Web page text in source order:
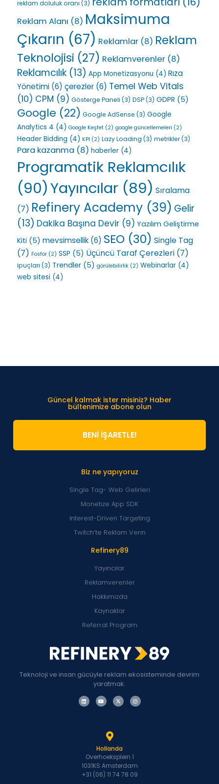
reklam doluluk oranı (3)
Reklam Alanı (8) Maksimuma
Çıkarın (67) Reklamlar (8) Reklam
Teknolojisi (27) Reklamverenler (8)
Reklamcılık (13) App Monetizasyonu (4) Rıza
Yönetimi (6) çerezler (6) Temel Web Vitals
(10) CPM (9) Gösterge Paneli (3) DSP(3) GDPR (5)
Google (22) Google AdSense (3) Google
Analytics 4 (4) Google Keşfet (2) google güncellemeleri (2)
Header Bidding (4) KPI (2) Lazy Loading (3) metrikler(3)
Para kazanma (8) haberler (4)
Programatik Reklamcılık
(90)Yayıncılar (89) Sıralama
(7) Refinery Academy (39) Gelir
(13) Dakika Başına Devir (9) Yazılım Geliştirme
Kiti (5) mevsimsellik (6) SEO (30) Single Tag
(7) Fosfor (2) SSP (5) Üçüncü Taraf Çerezleri (7)
ipuçları (3) Trendler (5) görülebilirlik (2) Webinarlar (4)
web sitesi (4)
Teknoloji ve insan gücüyle reklam ekosisteminde devrim
yaratmak.
Refinery89
Yayıncılar
Reklamverenler
Hakkımızda
Kaynaklar
Referral Program
Biz ne yapıyoruz
Single Tag- Web Gelirleri
Monetize App SDK
Interest-Driven Targeting
Twitch’te Reklam Verin
Güncel kalmak ister misiniz? Haber
bültenimize abone olun
BENİ İŞARETLE!
Hollanda
Overhoeksplein 1
1031KS Amsterdam
+31 (06) 11 74 78 09